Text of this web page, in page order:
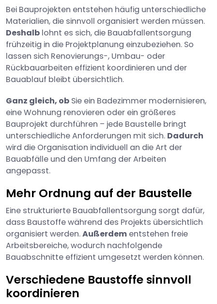
Bei Bauprojekten entstehen häufig unterschiedliche
Materialien, die sinnvoll organisiert werden müssen.
Deshalb lohnt es sich, die Bauabfallentsorgung
frühzeitig in die Projektplanung einzubeziehen. So
lassen sich Renovierungs-, Umbau- oder
Rückbauarbeiten effizient koordinieren und der
Bauablauf bleibt übersichtlich.
Ganz gleich, ob Sie ein Badezimmer modernisieren,
eine Wohnung renovieren oder ein größeres
Bauprojekt durchführen – jede Baustelle bringt
unterschiedliche Anforderungen mit sich. Dadurch
wird die Organisation individuell an die Art der
Bauabfälle und den Umfang der Arbeiten
angepasst.
Mehr Ordnung auf der Baustelle
Eine strukturierte Bauabfallentsorgung sorgt dafür,
dass Baustoffe während des Projekts übersichtlich
organisiert werden.Außerdem entstehen freie
Arbeitsbereiche, wodurch nachfolgende
Bauabschnitte effizient umgesetzt werden können.
Verschiedene Baustoffe sinnvoll
koordinieren